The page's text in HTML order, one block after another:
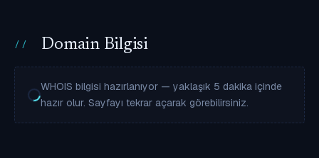
Domain Bilgisi
WHOIS bilgisi hazırlanıyor — yaklaşık 5 dakika içinde
hazır olur. Sayfayı tekrar açarak görebilirsiniz.